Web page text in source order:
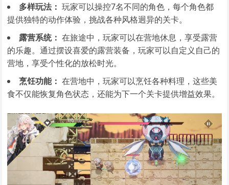
多样玩法： 玩家可以操控7名不同的角色，每个角色都
提供独特的动作体验，挑战各种风格迥异的关卡。
露营系统： 在旅途中，玩家可以在营地休息，享受露营
的乐趣。通过摆设喜爱的露营装备，玩家可以自定义自己的
营地，享受个性化的放松时光。
烹饪功能： 在营地中，玩家可以烹饪各种料理，这些美
食不仅能恢复角色状态，还能为下一个关卡提供增益效果。